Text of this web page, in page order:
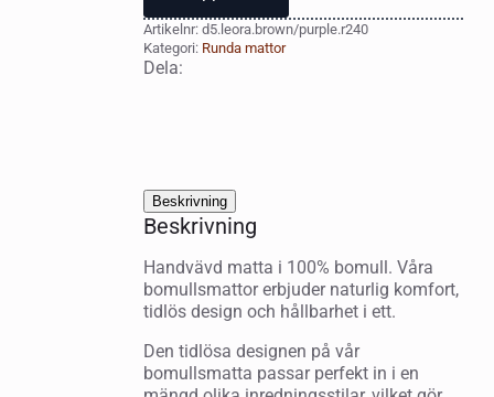
Artikelnr:d5.leora.brown/purple.r240
Kategori: Runda mattor
Dela:
Beskrivning
Beskrivning
Handvävd matta i 100% bomull. Våra
bomullsmattor erbjuder naturlig komfort,
tidlös design och hållbarhet i ett.
Den tidlösa designen på vår
bomullsmatta passar perfekt in i en